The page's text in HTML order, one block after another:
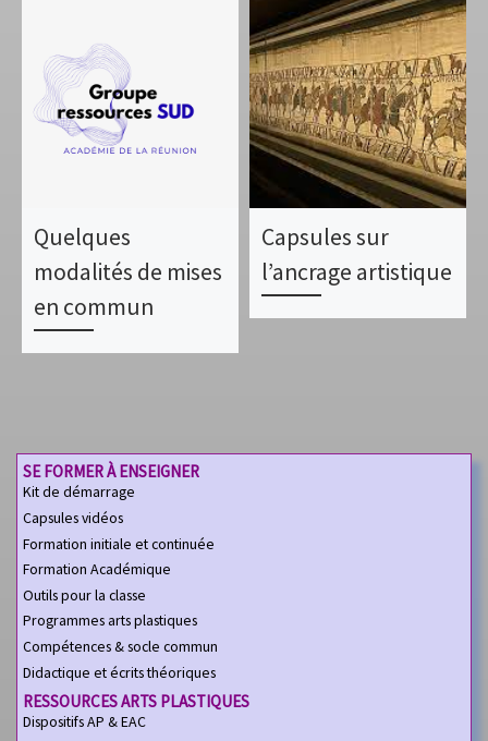
Quelques
modalités de mises
en commun
Capsules sur
l’ancrage artistique
SE FORMER À ENSEIGNER
Kit de démarrage
Capsules vidéos
Formation initiale et continuée
Formation Académique
Outils pour la classe
Programmes arts plastiques
Compétences & socle commun
Didactique et écrits théoriques
RESSOURCES ARTS PLASTIQUES
Dispositifs AP & EAC